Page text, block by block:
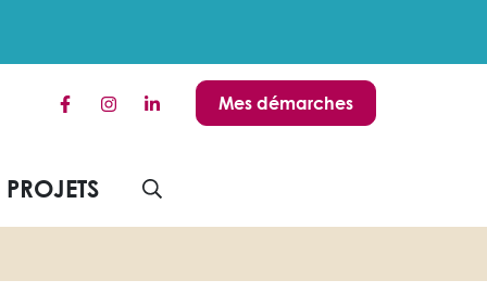
Lien vers le compte Facebook
Lien vers le compte Instagram
Lien vers le compte Linkedin
Mes démarches
PROJETS AFFICHER LA RECHERCHE